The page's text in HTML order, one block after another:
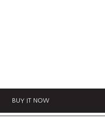
BUY IT NOW